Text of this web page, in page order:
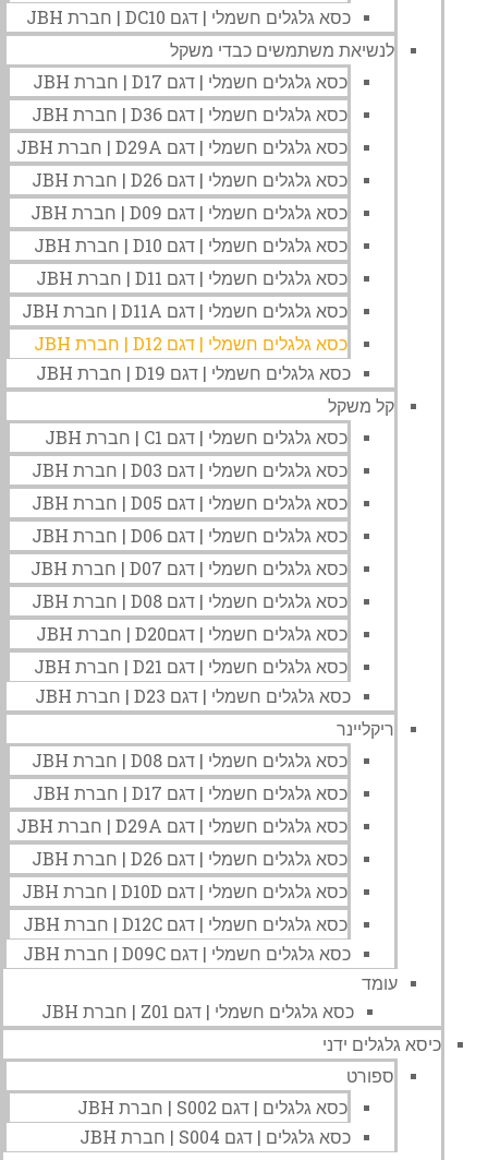
כסא גלגלים חשמלי | דגם DC10 | חברת JBH
לנשיאת משתמשים כבדי משקל
כסא גלגלים חשמלי | דגם D17 | חברת JBH
כסא גלגלים חשמלי | דגם D36 | חברת JBH
כסא גלגלים חשמלי | דגם D29A | חברת JBH
כסא גלגלים חשמלי | דגם D26 | חברת JBH
כסא גלגלים חשמלי | דגם D09 | חברת JBH
כסא גלגלים חשמלי | דגם D10 | חברת JBH
כסא גלגלים חשמלי | דגם D11 | חברת JBH
כסא גלגלים חשמלי | דגם D11A | חברת JBH
כסא גלגלים חשמלי | דגם D12 | חברת JBH
כסא גלגלים חשמלי | דגם D19 | חברת JBH
קל משקל
כסא גלגלים חשמלי | דגם C1 | חברת JBH
כסא גלגלים חשמלי | דגם D03 | חברת JBH
כסא גלגלים חשמלי | דגם D05 | חברת JBH
כסא גלגלים חשמלי | דגם D06 | חברת JBH
כסא גלגלים חשמלי | דגם D07 | חברת JBH
כסא גלגלים חשמלי | דגם D08 | חברת JBH
כסא גלגלים חשמלי | דגםD20 | חברת JBH
כסא גלגלים חשמלי | דגם D21 | חברת JBH
כסא גלגלים חשמלי | דגם D23 | חברת JBH
ריקליינר
כסא גלגלים חשמלי | דגם D08 | חברת JBH
כסא גלגלים חשמלי | דגם D17 | חברת JBH
כסא גלגלים חשמלי | דגם D29A | חברת JBH
כסא גלגלים חשמלי | דגם D26 | חברת JBH
כסא גלגלים חשמלי | דגם D10D | חברת JBH
כסא גלגלים חשמלי | דגם D12C | חברת JBH
כסא גלגלים חשמלי | דגם D09C | חברת JBH
עומד
כסא גלגלים חשמלי | דגם Z01 | חברת JBH
כיסא גלגלים ידני
ספורט
כסא גלגלים | דגם S002 | חברת JBH
כסא גלגלים | דגם S004 | חברת JBH